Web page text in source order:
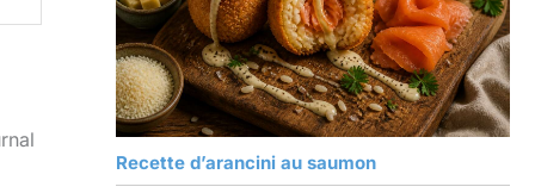
Recette d’arancini au saumon